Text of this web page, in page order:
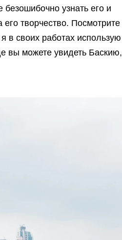
узнать его и
творчество. Посмотрите
в своих работах использую
вы можете увидеть Баскию,